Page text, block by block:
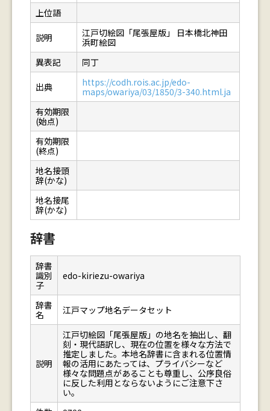
上位語
説明
江戸切絵図「尾張屋版」 日本橋北神田
浜町絵図
異表記
同丁
出典
https://codh.rois.ac.jp/edo-
maps/owariya/03/1850/3-340.html.ja
有効期限
(始点)
有効期限
(終点)
地名接頭
辞(かな)
地名接尾
辞(かな)
辞書
辞書
識別
子
edo-kiriezu-owariya
辞書
名
江戸マップ地名データセット
説明
江戸切絵図「尾張屋版」の地名を抽出し、翻
刻・現代語訳し、現在の位置を様々な方法で
推定しました。本地名辞書に含まれる位置情
報の活用にあたっては、プライバシーなど
様々な問題点があることも尊重し、公序良俗
に反した利用とならないようにご注意下さ
い。